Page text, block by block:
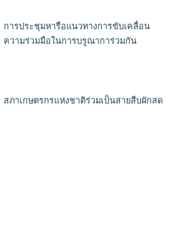
การประชุมหารือแนวทางการขับเคลื่อน
ความร่วมมือในการบรูณาการ่วมกัน
สภาเกษตรกรแห่งชาติร่วมเป็นสายสืบผักสด